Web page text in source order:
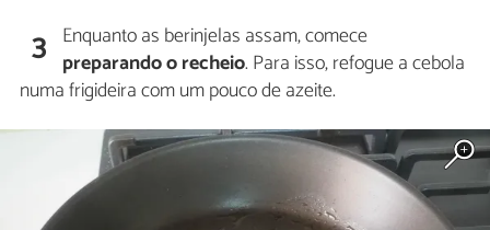
3 Enquanto as berinjelas assam, comece
preparando o recheio. Para isso, refogue a cebola
numa frigideira com um pouco de azeite.